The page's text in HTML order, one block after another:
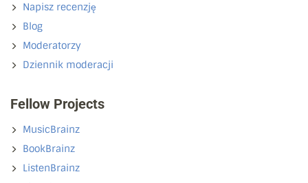
Napisz recenzję
Blog
Moderatorzy
Dziennik moderacji
Fellow Projects
MusicBrainz
BookBrainz
ListenBrainz